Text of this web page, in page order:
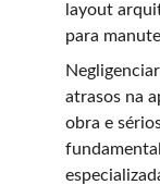
layout
para
atrasos na
obra e